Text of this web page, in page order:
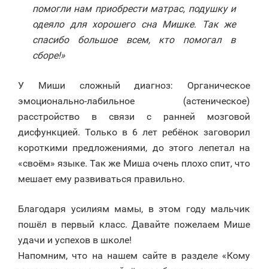
помогли нам приобрести матрас, подушку и
одеяло для хорошего сна Мишке. Так же
спасибо большое всем, кто помогал в
сборе!»
У Миши сложный диагноз: Органическое
эмоционально-лабильное (астеническое)
расстройство в связи с ранней мозговой
дисфункцией. Только в 6 лет ребёнок заговорил
короткими предложениями, до этого лепетал на
«своём» языке. Так же Миша очень плохо спит, что
мешает ему развиваться правильно.
Благодаря усилиям мамы, в этом году мальчик
пошёл в первый класс. Давайте пожелаем Мише
удачи и успехов в школе!
Напомним, что на нашем сайте в разделе «Кому